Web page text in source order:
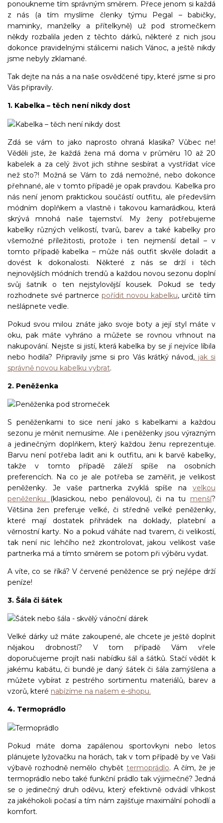
ponoukneme tím správným směrem. Přece jenom si každá
z nás (a tím myslíme členky týmu Pegal – babičky,
maminky, manželky a přítelkyně) už pod stromečkem
někdy rozbalila jeden z těchto dárků, některé z nich jsou
dokonce pravidelnými stálicemi našich Vánoc, a ještě nikdy
jsme nebyly zklamané.
Tak dejte na nás a na naše osvědčené tipy, které jsme si pro
Vás připravily.
1. Kabelka – těch není nikdy dost
Zdá se vám to jako naprosto ohraná klasika? Vůbec ne!
Věděli jste, že každá žena má doma v průměru 10 až 20
kabelek a za celý život jich stihne sesbírat a vystřídat více
než sto?! Možná se Vám to zdá nemožné, nebo dokonce
přehnané, ale v tomto případě je opak pravdou. Kabelka pro
nás není jenom praktickou součástí outfitu, ale především
módním doplňkem a vlastně i takovou kamarádkou, která
skrývá mnohá naše tajemství. My ženy potřebujeme
kabelky různých velikostí, tvarů, barev a také kabelky pro
všemožné příležitosti, protože i ten nejmenší detail – v
tomto případě kabelka – může náš outfit skvěle doladit a
dovést k dokonalosti. Některé z nás se drží i těch
nejnovějších módních trendů a každou novou sezonu doplní
svůj šatník o ten nejstylovější kousek. Pokud se tedy
rozhodnete své partnerce pořídit novou kabelku, určitě tím
nešlápnete vedle.
Pokud svou milou znáte jako svoje boty a její styl máte v
oku, pak máte vyhráno a můžete se rovnou vrhnout na
nakupování. Nejste si jistí, která kabelka by se jí nejvíce líbila
nebo hodila? Připravily jsme si pro Vás krátký návod, jak si
správně novou kabelku vybrat.
2. Peněženka
S peněženkami to sice není jako s kabelkami a každou
sezonu je měnit nemusíme. Ale i peněženky jsou výrazným
a jedinečným doplňkem, který každou ženu reprezentuje.
Barvu není potřeba ladit ani k outfitu, ani k barvě kabelky,
takže v tomto případě záleží spíše na osobních
preferencích. Na co je ale potřeba se zaměřit, je velikost
peněženky. Je vaše partnerka zvyklá spíše na velkou
peněženku
(klasickou, nebo penálovou), či na tu menší?
Většina žen preferuje velké, či středně velké peněženky,
které mají dostatek přihrádek na doklady, platební a
věrnostní karty. No a pokud váháte nad tvarem, či velikostí,
tak není nic lehčího než zkontrolovat, jakou velikost vaše
partnerka má a tímto směrem se potom při výběru vydat.
A víte, co se říká? V červené peněžence se prý nejlépe drží
peníze!
3. Šála či šátek
Velké dárky už máte zakoupené, ale chcete je ještě doplnit
nějakou drobností? V tom případě Vám vřele
doporučujeme projít naši nabídku šál a šátků. Stačí vědět k
jakému kabátu, či bundě je daný šátek či šála zamýšlena a
můžete vybírat z pestrého sortimentu materiálů, barev a
vzorů, které nabízíme na našem e-shopu.
4. Termoprádlo
Pokud máte doma zapálenou sportovkyni nebo letos
plánujete lyžovačku na horách, tak v tom případě by ve Vaši
výbavě rozhodně nemělo chybět termoprádlo. A čím, že je
termoprádlo nebo také funkční prádlo tak výjimečné? Jedná
se o jedinečný druh oděvu, který efektivně odvádí vlhkost
za jakéhokoli počasí a tím nám zajišťuje maximální pohodlí a
komfort.